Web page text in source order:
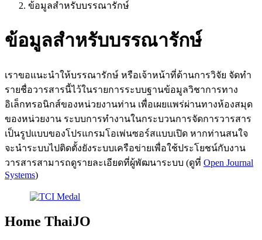
ข้อมูลสำหรับบรรณารักษ์
ข้อมูลสำหรับบรรณารักษ์
เราขอแนะนำให้บรรณารักษ์ หรือเจ้าหน้าที่ด้านการวิจัย จัดทำ
รายชื่อวารสารนี้ไว้ในรายการระบบฐานข้อมูลวิชาการทาง
อิเล็กทรอนิกส์ของหน่วยงานท่าน เพื่อเผยแพร่ผ่านทางห้องสมุด
ของหน่วยงาน ระบบการทำงานในกระบวนการจัดการวารสาร
เป็นรูปแบบของโปรแกรมโอเพ่นซอร์สแบบเปิด หากท่านสนใจ
จะนำระบบไปติดตั้งยังระบบเครือข่ายเพื่อใช้ประโยชน์กับงาน
วารสารสามารถดูรายละเอียดที่ผู้พัฒนาระบบ (ดูที่ Open Journal
Systems)
Home ThaiJO